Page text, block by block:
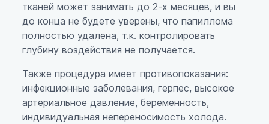
тканей может занимать до 2-х месяцев, и вы
до конца не будете уверены, что папиллома
полностью удалена, т.к. контролировать
глубину воздействия не получается.
Также процедура имеет противопоказания:
инфекционные заболевания, герпес, высокое
артериальное давление, беременность,
индивидуальная непереносимость холода.